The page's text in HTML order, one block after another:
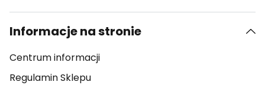
Informacje na stronie
Centrum informacji
Regulamin Sklepu